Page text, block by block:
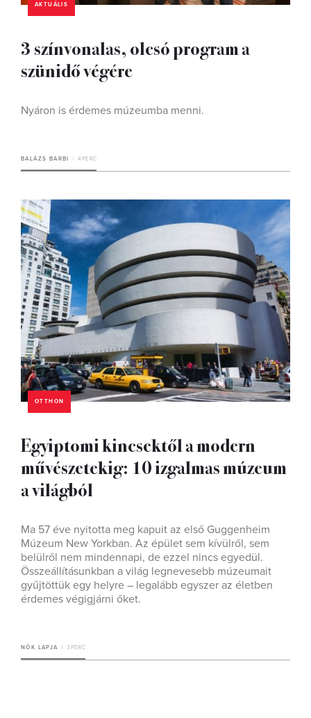
AKTUÁLIS
3 színvonalas, olcsó program a
szünidő végére
Nyáron is érdemes múzeumba menni.
BALÁZS BARBI 4 PERC
OTTHON
Egyiptomi kincsektől a modern
művészetekig: 10 izgalmas múzeum
a világból
Ma 57 éve nyitotta meg kapuit az első Guggenheim
Múzeum New Yorkban. Az épület sem kívülről, sem
belülről nem mindennapi, de ezzel nincs egyedül.
Összeállításunkban a világ legnevesebb múzeumait
gyűjtöttük egy helyre – legalább egyszer az életben
érdemes végigjárni őket.
NŐK LAPJA 3 PERC